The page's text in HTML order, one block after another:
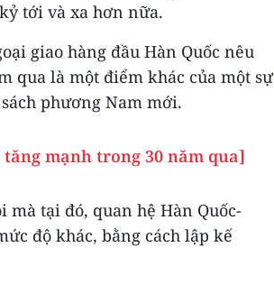
tới và xa hơn nữa.
giao hàng đầu Hàn Quốc nêu
qua là một điểm khác của một sự
phương Nam mới.
mạnh trong 30 năm qua]
tại đó, quan hệ Hàn Quốc-
độ khác, bằng cách lập kế